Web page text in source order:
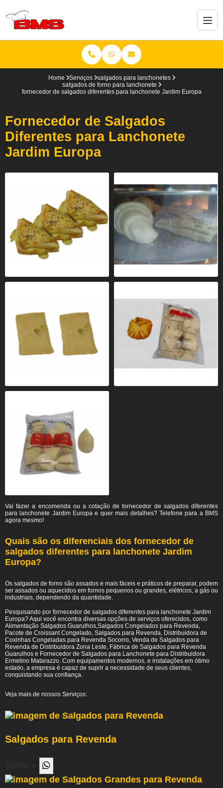
Home Serviços
salgados para lanchonetes
salgados de forno para lanchonete
fornecedor de salgados diferentes para lanchonete Jardim Europa
Fornecedor de Salgados
Diferentes para Lanchonete
Jardim Europa
Vai fazer a encomenda ou a cotação de fornecedor de salgados diferentes
para lanchonete Jardim Europa e quer mais detalhes? Telefone para a BMS
agora mesmo!
Quais são os diferenciais dos fornecedor de
salgados diferentes para lanchonete Jardim
Europa?
Os salgados de forno são assados e mais fáceis e práticos de preparar, podem
ser assados ou aquecidos em fornos pequenos ou grandes, elétricos, a gás ou
industriais, dependendo da quantidade.
Pesquisando por fornecedor de salgados diferentes para lanchonete Jardim
Europa? Aqui você encontra diversas opções de serviços oferecidos, como
Alimentação Salgados Guarulhos,Salgados Congelados para Revenda,
Pacote de Croissant Congelado, Salgados para Revenda, Distribuidora de
Coxinhas Congeladas para Revenda Socorro, Venda de Salgados para
Revenda de Distribuidora Zona Leste, Fábrica de Salgados para Revenda
Guarulhos e Fornecedor de Salgados para Lanchonete para Distribuidora
Ermelino Matarazzo. Com equipamentos modernos, e instalações em ótimo
estado, a empresa é capaz de suprir a necessidade de seus clientes,
conquistando sua confiança.
Veja mais de nossos Serviços:
Salgados para Revenda